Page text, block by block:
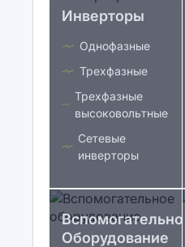
Инверторы
Однофазные
Трехфазные
Трехфазные
высоковольтные
Сетевые
инверторы
Вспомогательное
Оборудование